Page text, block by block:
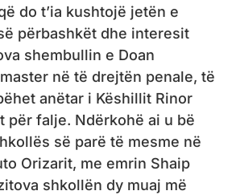
do t’ia kushtojë jetën e
përbashkët dhe interesit
shembullin e Doan
në të drejtën penale, të
anëtar i Këshillit Rinor
për falje. Ndërkohë ai u bë
së parë të mesme në
Orizarit, me emrin Shaip
shkollën dy muaj më